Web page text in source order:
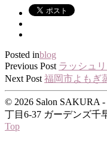
Posted inblog
Previous Post ラッシュ
Next Post 福岡市よもぎ
© 2026 Salon SAKURA
丁目6-37 ガーデンズ千
Top